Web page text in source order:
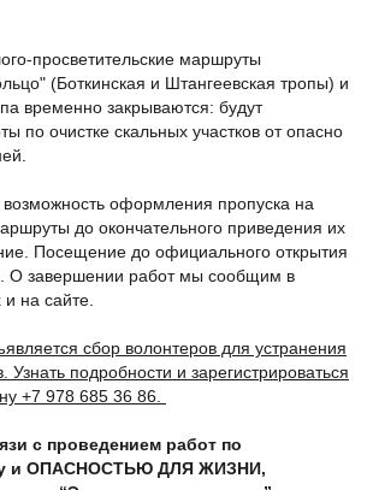
просветительские маршруты
(Боткинская и Штангеевская тропы) и
временно закрываются: будут
по очистке скальных участков от опасно
оформления пропуска на
до окончательного приведения их
Посещение до официального открытия
О завершении работ мы сообщим в
и на сайте.
сбор волонтеров для устранения
Узнать подробности и зарегистрироваться
+7 978 685 36 86.
с проведением работ по
и ОПАСНОСТЬЮ ДЛЯ ЖИЗНИ,